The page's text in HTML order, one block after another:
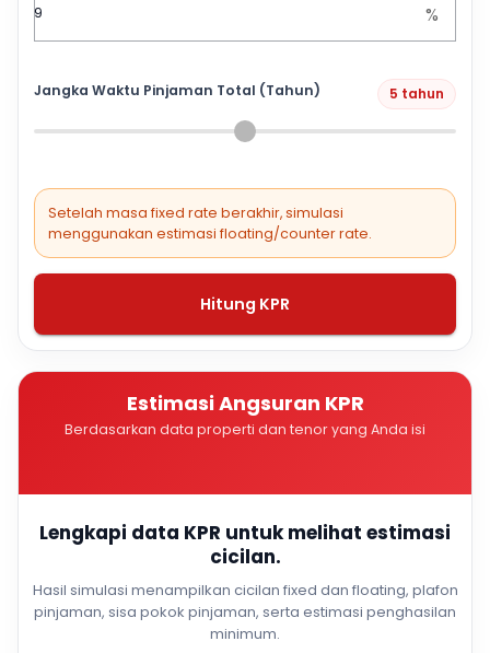
%
Jangka Waktu Pinjaman Total (Tahun) 5 tahun
Setelah masa fixed rate berakhir, simulasi
menggunakan estimasi floating/counter rate.
Hitung KPR
Estimasi Angsuran KPR
Berdasarkan data properti dan tenor yang Anda isi
Lengkapi data KPR untuk melihat estimasi
cicilan.
Hasil simulasi menampilkan cicilan fixed dan floating, plafon
pinjaman, sisa pokok pinjaman, serta estimasi penghasilan
minimum.